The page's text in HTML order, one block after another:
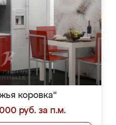
коровка"
руб. за п.м.